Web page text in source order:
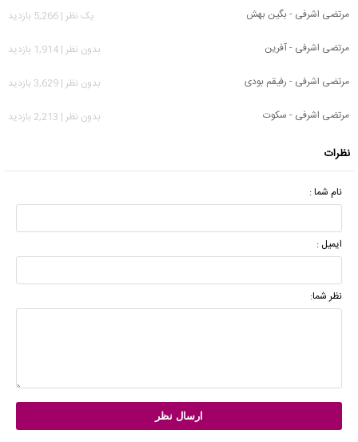
مرتضی اشرفی - بگین بهش
يک نظر | 5,266 بازدید
مرتضی اشرفی - آفرین
بدون نظر | 1,914 بازدید
مرتضی اشرفی - رفیقم بودی
بدون نظر | 3,629 بازدید
مرتضی اشرفی - سکوت
بدون نظر | 2,213 بازدید
نظرات
نام شما :
ایمیل :
نظر شما: